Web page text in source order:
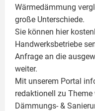
Wärmedämmung
große Unterschiede.
Sie können hier
Handwerksbetriebe
Anfrage an die
weiter.
Mit unserem Portal
redaktionell zu Theme
Dämmungs- &